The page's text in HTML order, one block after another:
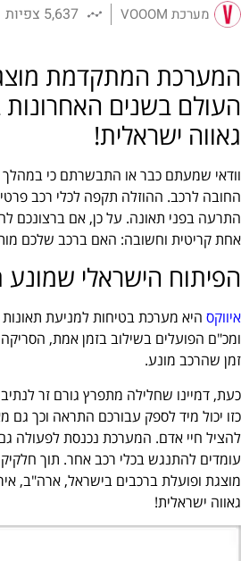
מערכת VOOOM 5,637 צפיות
המערכת המתקדמת
העולם בשנים
גאווה ישראלית!
החובה לרכב. ההוזלה תקפה לכלי רכב
התרעה בפני תאונה. על כן, אם ברצונכם
אחת קריטית וחשובה: האם ברכב שלכם
הפיתוח הישראלי שמונע
איווקס היא מערכת בטיחות למניעת
ומכ"ם הפועלים בשילוב בזמן אמת,
זמן שהרכב מונע.
כעת, דמיינו שחלילה מתפרץ גורם זר
כזו יכול מיד לספק עבורכם התראה וכך
להציל חיי אדם. המערכת נכנסת לפעולה
עומדים להתנגש בכלי רכב אחר. תוך
מוצגת ופועלת ברכבים בישראל, ארה"ב,
גאווה ישראלית!